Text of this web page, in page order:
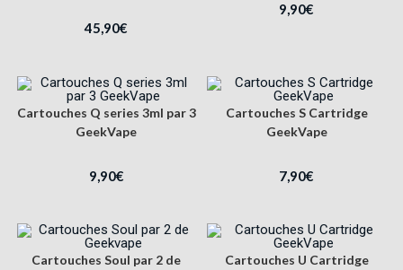
45,90€
9,90€
Cartouches Q series 3ml par 3
GeekVape
9,90€
Cartouches S Cartridge
GeekVape
7,90€
Cartouches Soul par 2 de
Cartouches U Cartridge